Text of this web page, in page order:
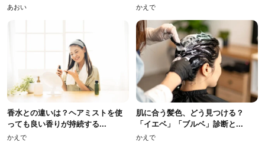
あおい かえで
香水との違いは？ヘアミストを使
っても良い香りが持続する...
かえで
肌に合う髪色、どう見つける？
「イエベ」「ブルベ」診断と...
かえで